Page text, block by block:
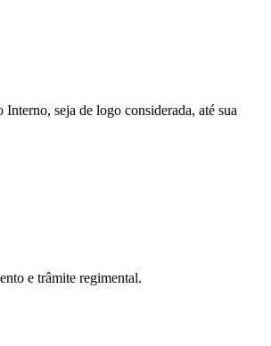
seja de logo considerada, até sua
e trâmite regimental.